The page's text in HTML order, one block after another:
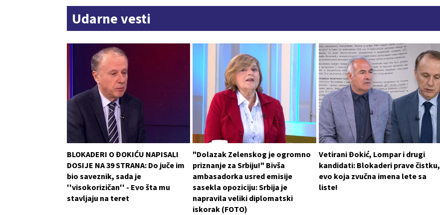
Udarne vesti
BLOKADERI O ĐOKIĆU NAPISALI
DOSIJE NA 39 STRANA: Do juče im
bio saveznik, sada je
''visokorizičan'' - Evo šta mu
stavljaju na teret
"Dolazak Zelenskog je ogromno
priznanje za Srbiju!" Bivša
ambasadorka usred emisije
sasekla opoziciju: Srbija je
napravila veliki diplomatski
iskorak (FOTO)
Vetirani Đokić, Lompar i drugi
kandidati: Blokaderi prave čistku,
evo koja zvučna imena lete sa
liste!